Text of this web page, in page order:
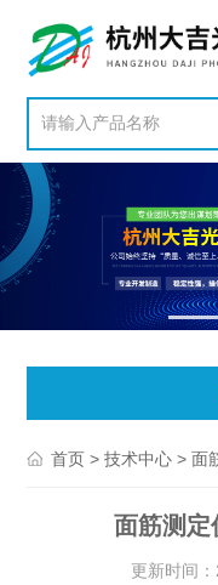
首页 >技术中心 > 面
面筋测定
更新时间